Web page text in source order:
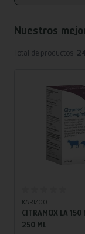
Nuestros
Total de productos:
KARIZOO
CITRAMOX LA 150
250 ML